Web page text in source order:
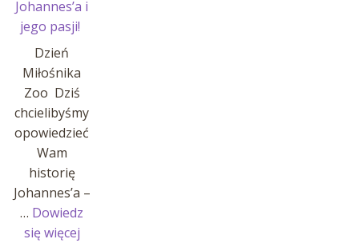
Johannes’a i
jego pasji!
Dzień
Miłośnika
Zoo Dziś
chcielibyśmy
opowiedzieć
Wam
historię
Johannes’a –
… Dowiedz
się więcej: